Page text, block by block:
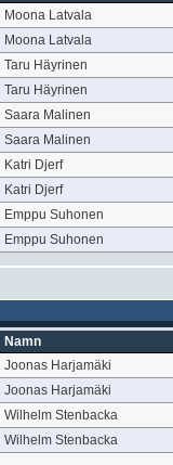
Moona Latvala
Moona Latvala
Taru Häyrinen
Taru Häyrinen
Saara Malinen
Saara Malinen
Katri Djerf
Katri Djerf
Emppu Suhonen
Emppu Suhonen
Namn
Joonas Harjamäki
Joonas Harjamäki
Wilhelm Stenbacka
Wilhelm Stenbacka